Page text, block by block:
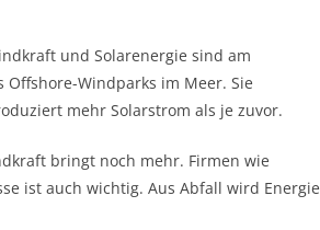
und Solarenergie sind am
Windparks im Meer. Sie
mehr Solarstrom als je zuvor.
bringt noch mehr. Firmen wie
ist auch wichtig. Aus Abfall wird Energie